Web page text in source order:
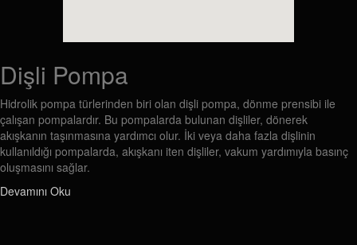
Dişli Pompa
Hidrolik pompa türlerinden biri olan dişli pompa, dönme prensibi ile
çalışan pompalardır. Bu pompalarda bulunan dişliler, dönerek
akışkanın taşınmasına yardımcı olur. İki veya daha fazla dişlinin
kullanıldığı pompalarda, akışkanı iten dişliler, vakum yardımıyla basınç
oluşmasını sağlar.
Devamını Oku